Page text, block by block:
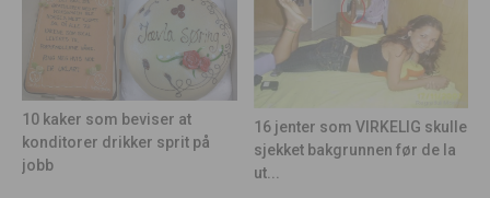
10 kaker som beviser at
konditorer drikker sprit på
jobb
16 jenter som VIRKELIG skulle
sjekket bakgrunnen før de la
ut...